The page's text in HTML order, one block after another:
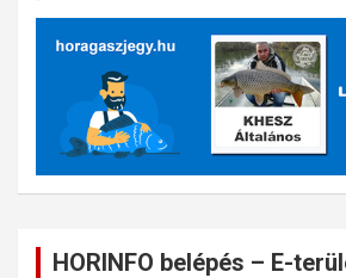
HORINFO belépés – E-